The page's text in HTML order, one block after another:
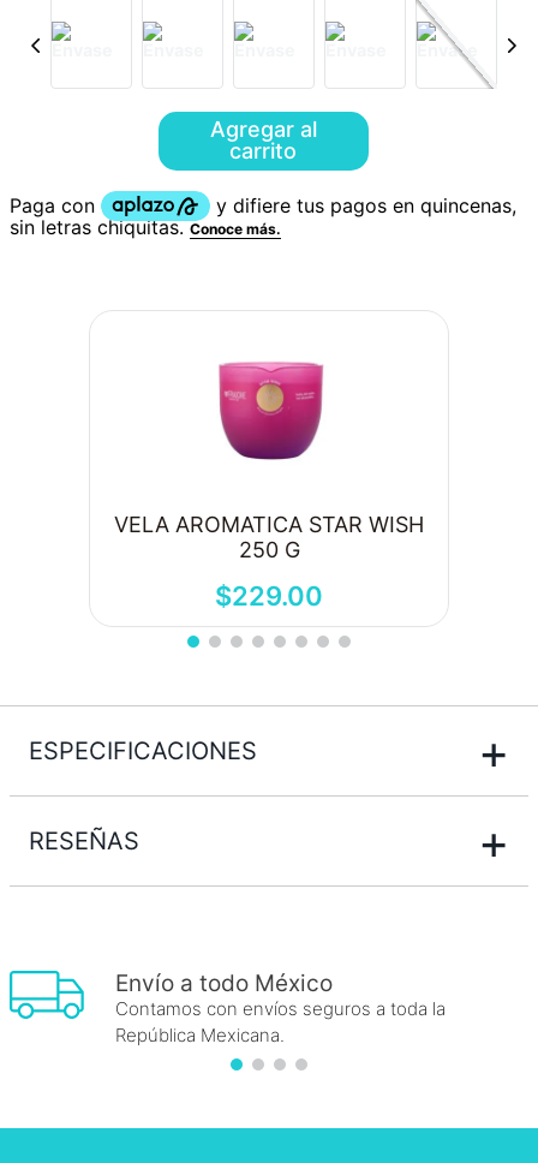
Agregar al
carrito
VELA AROMATICA STAR WISH
250 G
$229.00
ESPECIFICACIONES +
RESEÑAS +
Envío a todo México
Contamos con envíos seguros a toda la
República Mexicana.